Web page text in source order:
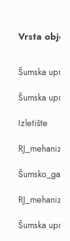
Vrsta
Šumska
Šumska
Izletište
Šumska